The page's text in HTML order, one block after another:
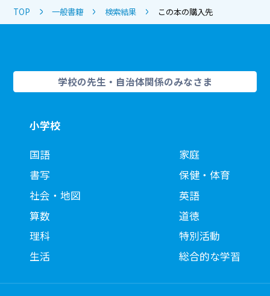
TOP 一般書籍 検索結果 この本の購入先
学校の先生・自治体関係のみなさま
小学校
国語
書写
社会・地図
算数
理科
生活
家庭
保健・体育
英語
道徳
特別活動
総合的な学習